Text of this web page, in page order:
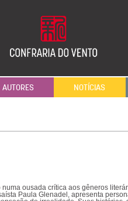
AUTORES NOTÍCIAS
numa ousada crítica aos gêneros
Paula Glenadel, apresenta